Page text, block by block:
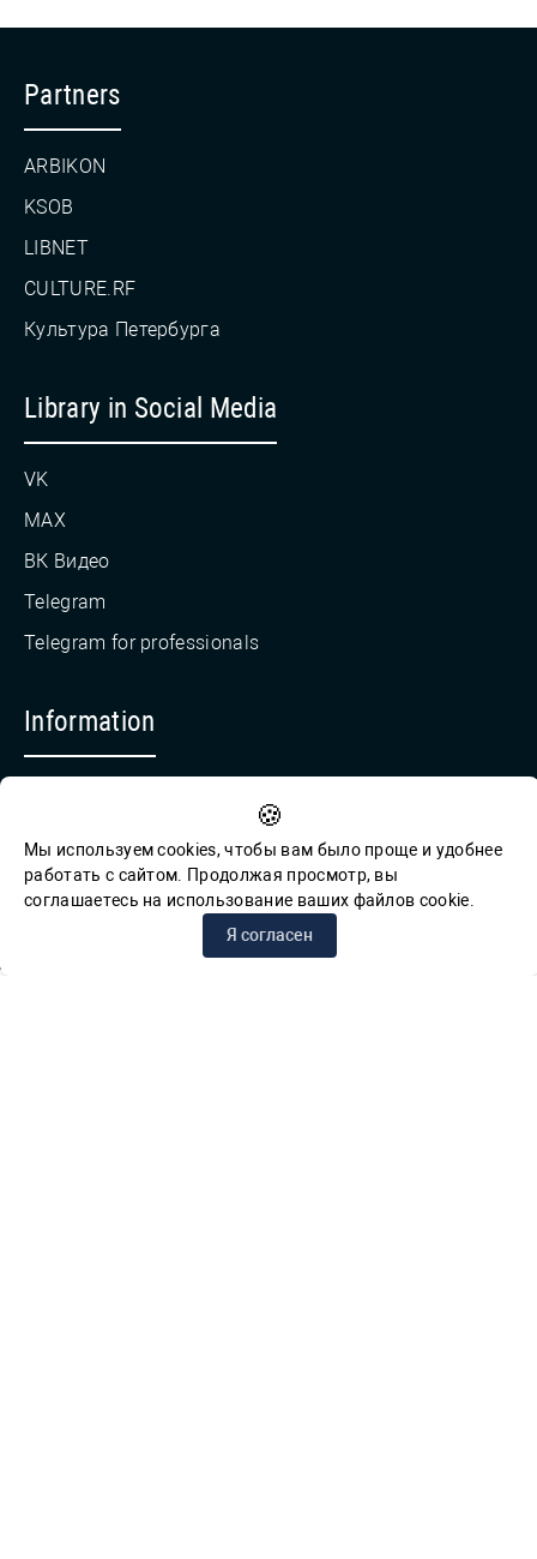
Partners
ARBIKON
KSOB
LIBNET
CULTURE.RF
Культура Петербурга
Library in Social Media
VK
MAX
ВК Видео
Telegram
Telegram for professionals
Information
Feedback for reports of corruption
© СПб ГБУК ГСЦБС, 2012-2026 гг.
🍪
Мы используем cookies, чтобы вам было проще и удобнее
работать с сайтом. Продолжая просмотр, вы
соглашаетесь на использование ваших файлов cookie.
Я согласен